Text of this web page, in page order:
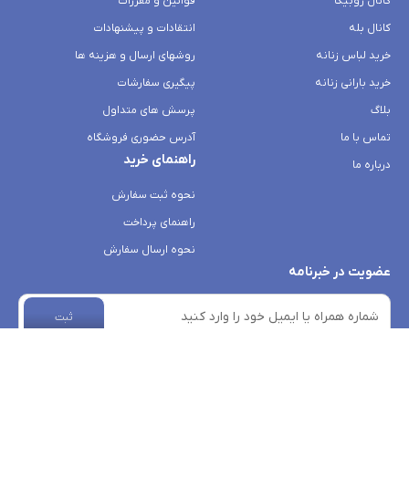
کانال بله
خرید لباس زنانه
خرید بارانی زنانه
بلاگ
تماس با ما
درباره ما
انتقادات و پیشنهادات
روشهای ارسال و هزینه ها
پیگیری سفارشات
پرسش های متداول
آدرس حضوری فروشگاه
راهنمای خرید
نحوه ثبت سفارش
راهنمای پرداخت
نحوه ارسال سفارش
عضویت در خبرنامه
ثبت